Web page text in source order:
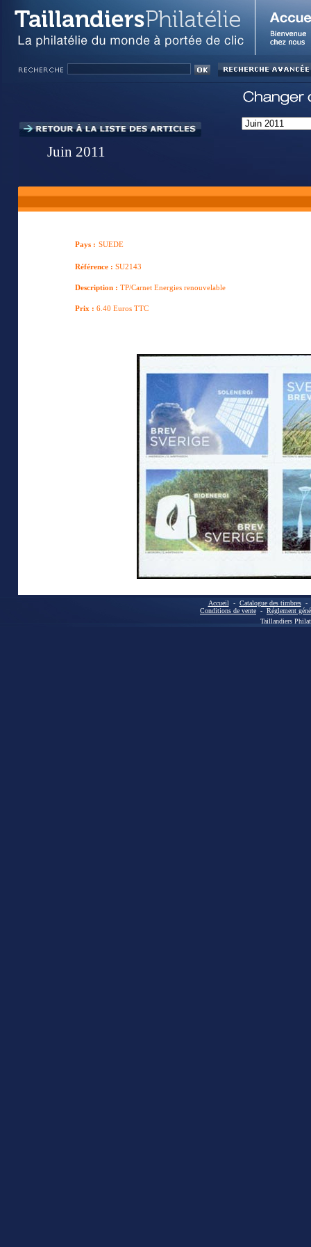
Juin 2011
Pays : SUEDE
Référence : SU2143
Description : TP/Carnet Energies renouvelable
Prix : 6.40 Euros TTC
Accueil - Catalogue des timbres-
Conditions de vente - Réglement
Taillandiers